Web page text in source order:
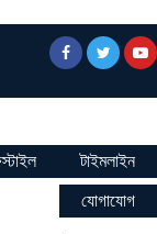
টাইমলাইন
যোগাযোগ